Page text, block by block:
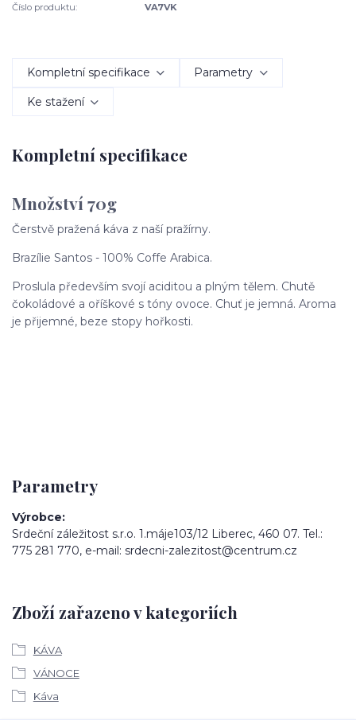
Číslo produktu: VA7VK
Kompletní specifikace Parametry
Ke stažení
Kompletní specifikace
Množství 70g
Čerstvě pražená káva z naší pražírny.
Brazílie Santos - 100% Coffe Arabica.
Proslula především svojí aciditou a plným tělem. Chutě
čokoládové a oříškové s tóny ovoce. Chuť je jemná. Aroma
je přijemné, beze stopy hořkosti.
Parametry
Výrobce
Srdeční záležitost s.r.o. 1.máje103/12 Liberec, 460 07. Tel.:
775 281 770, e-mail: srdecni-zalezitost@centrum.cz
Zboží zařazeno v kategoriích
KÁVA
VÁNOCE
Káva